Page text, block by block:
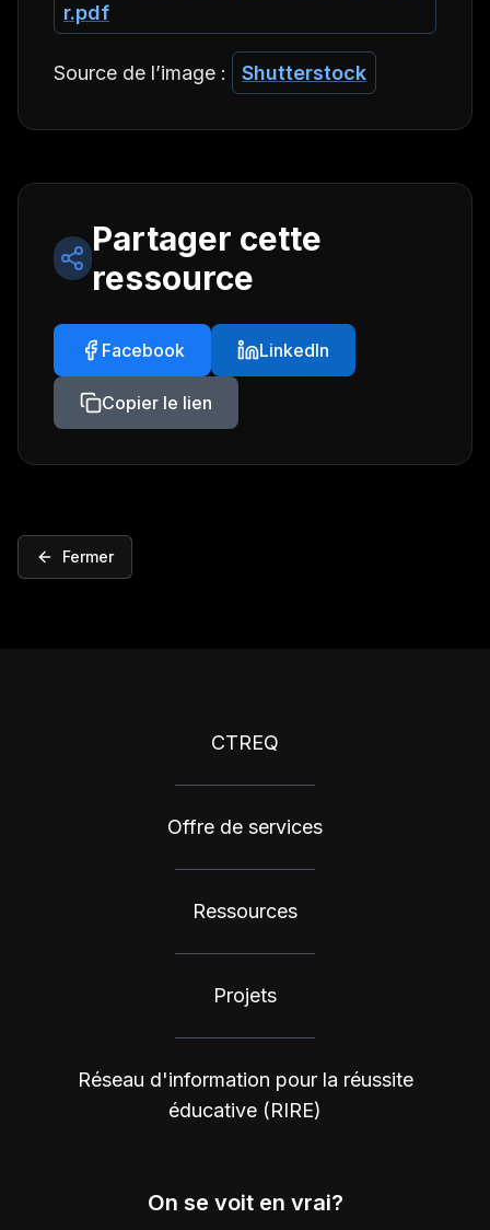
r.pdf
Source de l’image : Shutterstock
Partager cette
ressource
Facebook LinkedIn
Copier le lien
Fermer
CTREQ
Offre de services
Ressources
Projets
Réseau d'information pour la réussite
éducative (RIRE)
On se voit en vrai?